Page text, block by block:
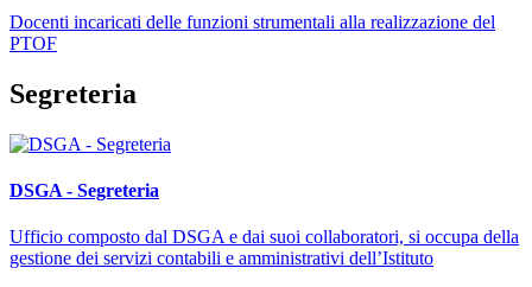
Docenti incaricati delle funzioni strumentali alla realizzazione del
PTOF
Segreteria
DSGA - Segreteria
Ufficio composto dal DSGA e dai suoi collaboratori, si occupa della
gestione dei servizi contabili e amministrativi dell’Istituto